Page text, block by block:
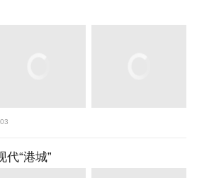
代“港城”